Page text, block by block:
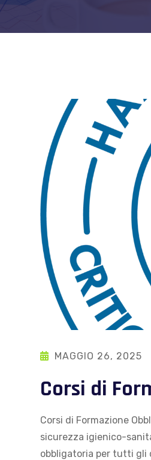
MAGGIO 26, 2025
Corsi di
Corsi di Formazione
sicurezza igienico-
obbligatoria per tutti gli